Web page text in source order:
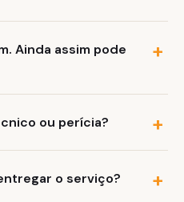
Ainda assim pode
ou perícia?
o serviço?